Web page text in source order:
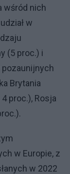
wśród nich
w
(5 proc.) i
pozaunijnych
Brytania
proc.), Rosja
w Europie, z
w 2022